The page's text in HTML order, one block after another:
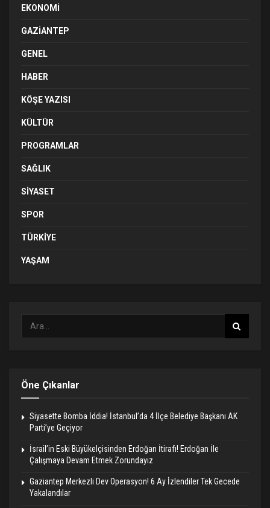
EKONOMI
GAZIANTEP
GENEL
HABER
KÖŞE YAZISI
KÜLTÜR
PROGRAMLAR
SAĞLIK
SIYASET
SPOR
TÜRKIYE
YAŞAM
Öne Çıkanlar
Siyasette Bomba İddia! İstanbul’da 4 İlçe Belediye Başkanı AK
Parti’ye Geçiyor
İsrail’in Eski Büyükelçisinden Erdoğan İtirafı! Erdoğan İle
Çalışmaya Devam Etmek Zorundayız
Gaziantep Merkezli Dev Operasyon! 6 Ay İzlendiler Tek Gecede
Yakalandılar